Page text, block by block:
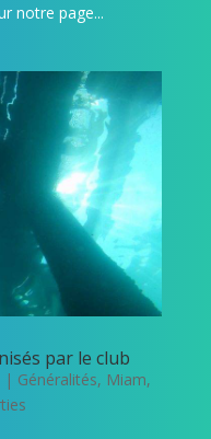
notre page...
par le club
| Généralités, Miam,